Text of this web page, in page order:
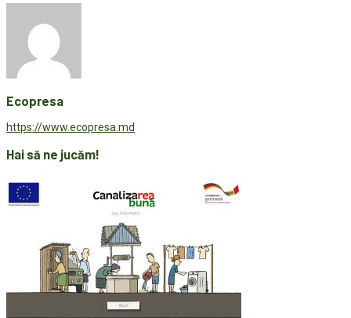
Ecopresa
https://www.ecopresa.md
Hai să ne jucăm!